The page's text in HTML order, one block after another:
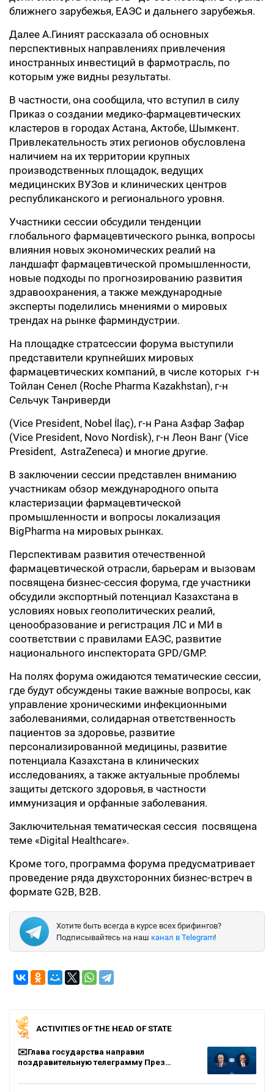
ближнего зарубежья, ЕАЭС и дальнего зарубежья.
Далее А.Гиният рассказала об основных
перспективных направлениях привлечения
иностранных инвестиций в фармотрасль, по
которым уже видны результаты.
В частности, она сообщила, что вступил в силу
Приказ о создании медико-фармацевтических
кластеров в городах Астана, Актобе, Шымкент.
Привлекательность этих регионов обусловлена
наличием на их территории крупных
производственных площадок, ведущих
медицинских ВУЗов и клинических центров
республиканского и регионального уровня.
Участники сессии обсудили тенденции
глобального фармацевтического рынка, вопросы
влияния новых экономических реалий на
ландшафт фармацевтической промышленности,
новые подходы по прогнозированию развития
здравоохранения, а также международные
эксперты поделились мнениями о мировых
трендах на рынке фарминдустрии.
На площадке стратсессии форума выступили
представители крупнейших мировых
фармацевтических компаний, в числе которых г-н
Тойлан Сенел (Roche Pharma Kazakhstan), г-н
Сельчук Танриверди
(Vice President, Nobel İlaç), г-н Рана Азфар Зафар
(Vice President, Novo Nordisk), г-н Леон Ванг (Vice
President, AstraZeneca) и многие другие.
В заключении сессии представлен вниманию
участникам обзор международного опыта
кластеризации фармацевтической
промышленности и вопросы локализация
BigPharma на мировых рынках.
Перспективам развития отечественной
фармацевтической отрасли, барьерам и вызовам
посвящена бизнес-сессия форума, где участники
обсудили экспортный потенциал Казахстана в
условиях новых геополитических реалий,
ценообразование и регистрация ЛС и МИ в
соответствии с правилами ЕАЭС, развитие
национального инспектората GPD/GMP.
На полях форума ожидаются тематические сессии,
где будут обсуждены такие важные вопросы, как
управление хроническими инфекционными
заболеваниями, солидарная ответственность
пациентов за здоровье, развитие
персонализированной медицины, развитие
потенциала Казахстана в клинических
исследованиях, а также актуальные проблемы
защиты детского здоровья, в частности
иммунизация и орфанные заболевания.
Заключительная тематическая сессия посвящена
теме «Digital Healthcare».
Кроме того, программа форума предусматривает
проведение ряда двухсторонних бизнес-встреч в
формате G2B, В2B.
Хотите быть всегда в курсе всех брифингов?
Подписывайтесь на наш канал в Telegram!
ACTIVITIES OF THE HEAD OF STATE
✉️Глава государства направил
поздравительную телеграмму През…